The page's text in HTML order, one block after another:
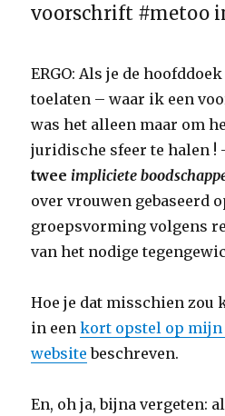
voorschrift #metoo
ERGO: Als je de
toelaten – waar ik een
was het alleen maar om
juridische sfeer te halen !
twee impliciete
over vrouwen gebaseerd
groepsvorming volgens
van het nodige
Hoe je dat misschien zou
in eenkort opstel op mijn
website beschreven.
En, oh ja, bijna vergeten: